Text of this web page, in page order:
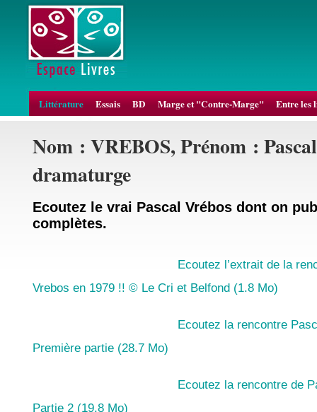
Littérature Essais BD Marge et "Contre-Marge" Entre les
Nom : VREBOS, Prénom :
dramaturge
Ecoutez le vrai Pascal Vrébos dont on
complètes.
Ecoutez l’extrait de la
Vrebos en 1979 !! © Le Cri et Belfond (1.8 Mo)
Ecoutez la rencontre
Première partie (28.7 Mo)
Ecoutez la rencontre de
Partie 2 (19.8 Mo)